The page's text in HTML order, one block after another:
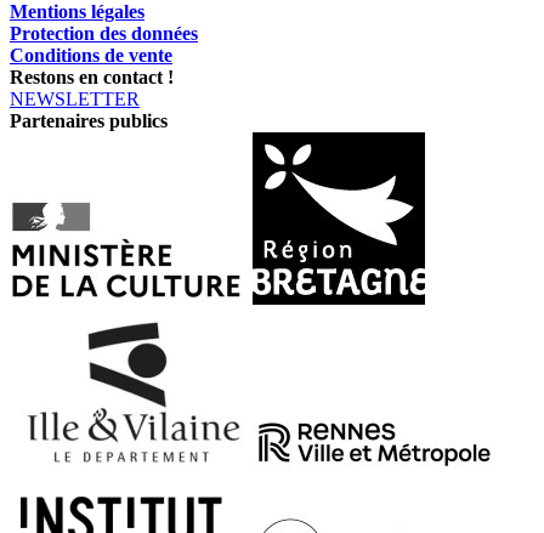
Mentions légales
Protection des données
Conditions de vente
Restons en contact !
NEWSLETTER
Partenaires publics